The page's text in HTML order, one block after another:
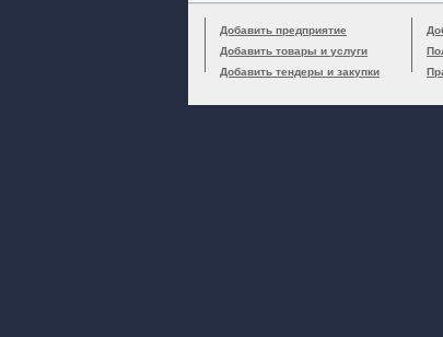
Добавить предприятие
Добавить товары и услуги
Добавить тендеры и закупки